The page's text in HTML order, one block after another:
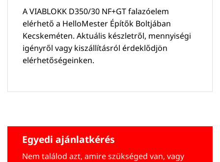
A VIABLOKK D350/30 NF+GT falazóelem
elérhető a HelloMester Építők Boltjában
Kecskeméten. Aktuális készletről, mennyiségi
igényről vagy kiszállításról érdeklődjön
elérhetőségeinken.
Egyedi ajánlatkérés
Nem találod azt, amire szükséged van, vagy